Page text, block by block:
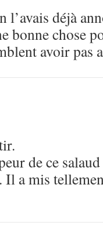
l’avais déjà
bonne chose
avoir pas
de ce
Il a mis